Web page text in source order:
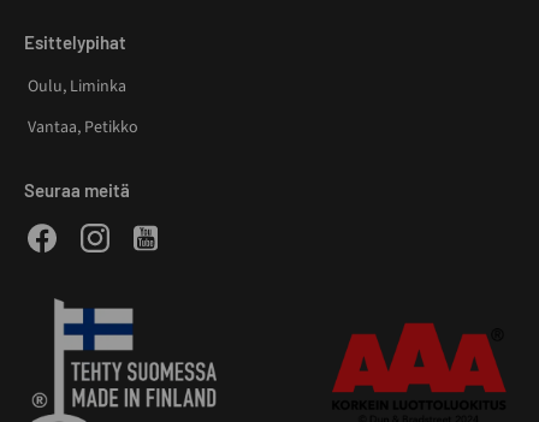
Esittelypihat
Oulu, Liminka
Vantaa, Petikko
Seuraa meitä
FacebookInstagramYoutube